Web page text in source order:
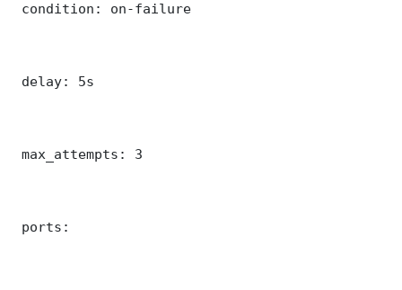
condition: on-failure
delay: 5s
max_attempts: 3
ports: